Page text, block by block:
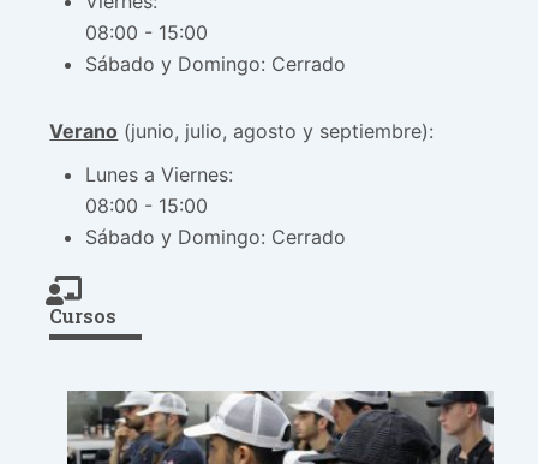
08:00 - 15:00
Sábado y Domingo: Cerrado
Verano (junio, julio, agosto y septiembre):
Lunes a Viernes:
08:00 - 15:00
Sábado y Domingo: Cerrado
Cursos